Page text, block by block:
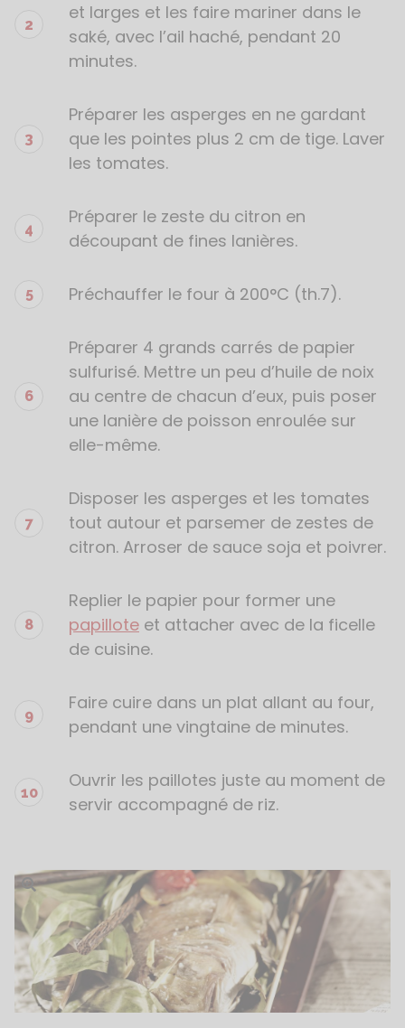
et larges et les faire mariner dans le
saké, avec l’ail haché, pendant 20
minutes.
Préparer les asperges en ne gardant
que les pointes plus 2 cm de tige. Laver
les tomates.
Préparer le zeste du citron en
découpant de fines lanières.
Préchauffer le four à 200°C (th.7).
Préparer 4 grands carrés de papier
sulfurisé. Mettre un peu d’huile de noix
au centre de chacun d’eux, puis poser
une lanière de poisson enroulée sur
elle-même.
Disposer les asperges et les tomates
tout autour et parsemer de zestes de
citron. Arroser de sauce soja et poivrer.
Replier le papier pour former une
papillote et attacher avec de la ficelle
de cuisine.
Faire cuire dans un plat allant au four,
pendant une vingtaine de minutes.
Ouvrir les paillotes juste au moment de
servir accompagné de riz.
Ouvrir l'image